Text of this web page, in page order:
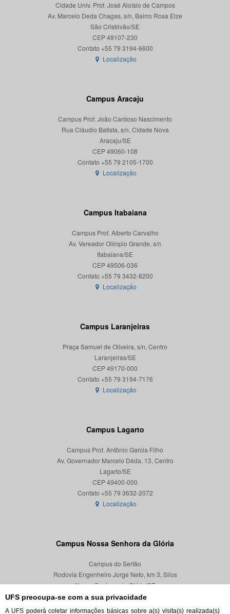
UFS preocupa-se com a sua privacidade
A UFS poderá coletar informações básicas sobre a(s) visita(s) realizada(s)
Cidade Univ. Prof. José Aloísio de Campos
Av. Marcelo Deda Chagas, s/n, Bairro Rosa Elze
São Cristóvão/SE
CEP 49107-230
Localização
Campus Aracaju
Campus Prof. João Cardoso Nascimento
Rua Cláudio Batista, s/n, Cidade Nova
Aracaju/SE
CEP 49060-108
Localização
Campus Itabaiana
Campus Prof. Alberto Carvalho
Av. Vereador Olímpio Grande, s/n
Itabaiana/SE
CEP 49506-036
Localização
Campus Laranjeiras
Praça Samuel de Oliveira, s/n, Centro
Laranjeiras/SE
CEP 49170-000
Localização
Campus Lagarto
Campus Prof. Antônio Garcia Filho
Av. Governador Marcelo Déda, 13, Centro
Lagarto/SE
CEP 49400-000
Localização
Campus Nossa Senhora da Glória
Campus do Sertão
Rodovia Engenheiro Jorge Neto, km 3, Silos
Nossa Senhora da Glória/SE
CEP 49680-000